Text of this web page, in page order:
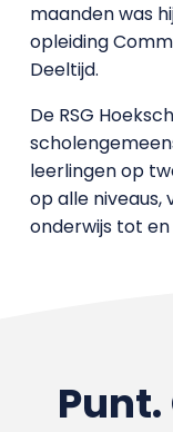
maanden was
opleiding
Deeltijd.
De RSG
leerlingen op
op alle
onderwijs tot en